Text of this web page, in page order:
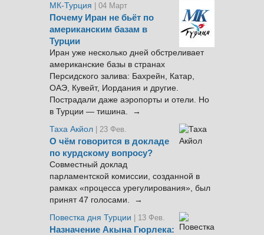
МК-Турция
| 04 Март
Почему Иран не бьёт по
американским базам в
Турции
Иран уже несколько дней обстреливает
американские базы в странах
Персидского залива: Бахрейн, Катар,
ОАЭ, Кувейт, Иордания и другие.
Пострадали даже аэропорты и отели. Но
в Турции — тишина. →
Таха Акйол | 23 Фев.
О чём говорится в докладе
по курдскому вопросу?
Совместный доклад
парламентской комиссии, созданной в
рамках «процесса урегулирования», был
принят 47 голосами. →
Повестка дня Турции
| 13 Фев.
Назначение Акына Гюрлека: